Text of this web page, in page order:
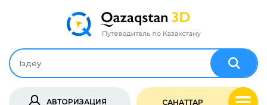
АВТОРИЗАЦИЯ САНАТТАР